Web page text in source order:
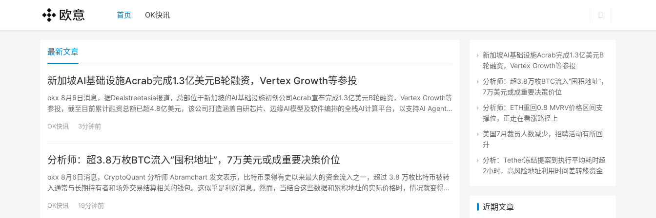
首页 OK快讯
最新文章
新加坡AI基础设施Acrab完成1.3亿美元B轮融资，Vertex Growth等参投
okx 8月6日消息，据Dealstreetasia报道，总部位于新加坡的AI基础设施初创公司Acrab宣布完成1.3亿美元B轮融资，Vertex Growth等
参投，截至目前累计融资总额已超4.8亿美元，该公司打造涵盖自研芯片、边缘AI模型及软件编排的全栈AI计算平台，以支持AI Agent
OK快讯 3分钟前
分析师：超3.8万枚BTC流入“囤积地址”，7万美元或成重要决策价位
okx 8月6日消息，CryptoQuant 分析师 Abramchart 发文表示，比特币录得有史以来最大的资金流入之一，超过 3.8 万枚比特币被转
入通常与长期持有者和场外交易结算相关的钱包。这似乎是利好消息。然而，当结合这些数据和累积地址的实际价格时，情况就变得更
OK快讯 19分钟前
新加坡AI基础设施Acrab完成1.3亿美元B
轮融资，Vertex Growth等参投
分析师：超3.8万枚BTC流入“囤积地址”，
7万美元或成重要决策价位
分析师：ETH重回0.8 MVRV价格区间支
撑位，正走在看涨路径上
美国7月裁员人数减少，招聘活动有所回
升
分析：Tether冻结提案到执行平均耗时超
2小时，高风险地址利用时间差转移资金
近期文章